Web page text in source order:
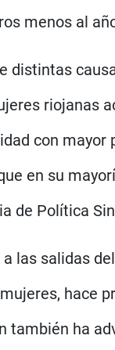
menos al
distintas
riojanas
con mayor
en su
de Política
las salidas
hace
también ha